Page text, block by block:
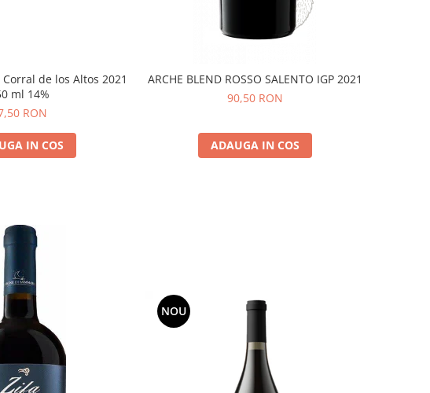
de los Altos 2021
ml 14%
RON
IN COS
ARCHE BLEND ROSSO SALENTO IGP 2021
90,50 RON
ADAUGA IN COS
NOU